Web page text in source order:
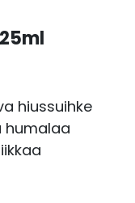
hiussuihke
humalaa